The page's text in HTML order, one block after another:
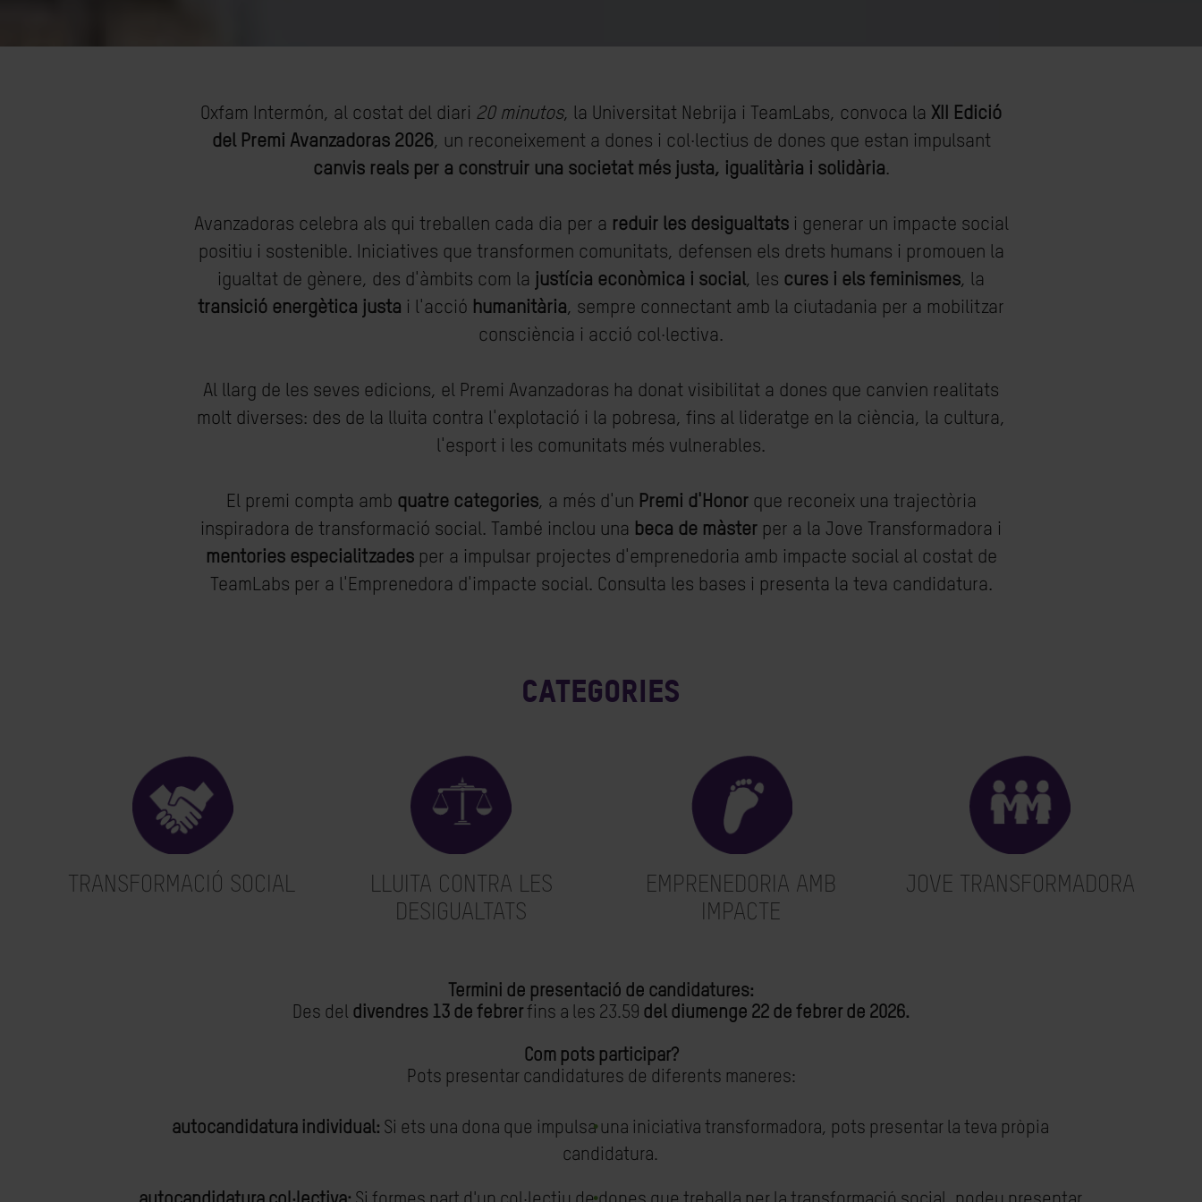
Oxfam Intermón, al costat del diari 20 minutos, la Universitat Nebrija i TeamLabs, convoca la XII Edició
del Premi Avanzadoras 2026, un reconeixement a dones i col·lectius de dones que estan impulsant
canvis reals per a construir una societat més justa, igualitària i solidària.
Avanzadoras celebra als qui treballen cada dia per a reduir les desigualtatsi generar un impacte social
positiu i sostenible. Iniciatives que transformen comunitats, defensen els drets humans i promouen la
igualtat de gènere, des d'àmbits com la justícia econòmica i social, les cures i els feminismes, la
transició energètica justa i l'acció humanitària, sempre connectant amb la ciutadania per a mobilitzar
consciència i acció col·lectiva.
Al llarg de les seves edicions, el Premi Avanzadoras ha donat visibilitat a dones que canvien realitats
molt diverses: des de la lluita contra l'explotació i la pobresa, fins al lideratge en la ciència, la cultura,
l'esport i les comunitats més vulnerables.
El premi compta amb quatre categories, a més d'un Premi d'Honorque reconeix una trajectòria
inspiradora de transformació social. També inclou una beca de màster per a la Jove Transformadora i
mentories especialitzadesper a impulsar projectes d'emprenedoria amb impacte social al costat de
TeamLabs per a l'Emprenedora d'impacte social. Consulta les bases i presenta la teva candidatura.
Categories
TRANSFORMACIÓ SOCIAL
LLUITA CONTRA LES
DESIGUALTATS
EMPRENEDORIA AMB
IMPACTE
JOVE TRANSFORMADORA
Termini de presentació de candidatures:
Des del divendres 13 de febrer fins a les 23.59 del diumenge 22 de febrer de 2026.
Com pots participar?
Pots presentar candidatures de diferents maneres:
autocandidatura individual: Si ets una dona que impulsa una iniciativa transformadora, pots presentar la teva pròpia
candidatura.